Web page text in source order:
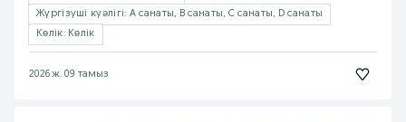
Жүргізуші куәлігі: A санаты, B санаты, C санаты, D санаты
Көлік: Көлік
2026 ж. 09 тамыз